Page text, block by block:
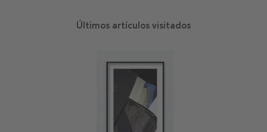
Últimos artículos visitados